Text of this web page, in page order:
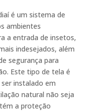
é um sistema de
ambientes
a entrada de insetos,
indesejados, além
segurança para
Este tipo de tela é
instalado em
natural não seja
a proteção